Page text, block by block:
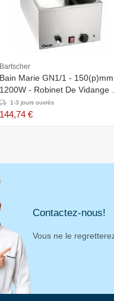
Bartscher
Bain Marie GN1/1 -
1200W - Robinet De Vidange -
Bartscher
1-3 jours ouvrés
144,74 €
Contactez-nous!
Vous ne le